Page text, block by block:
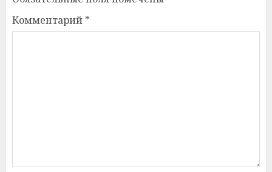
Комментарий *